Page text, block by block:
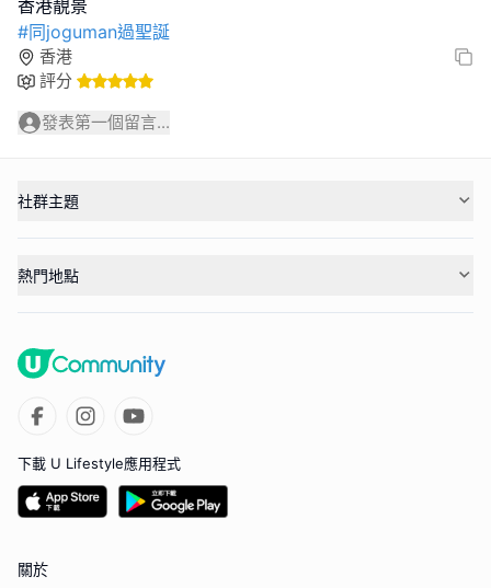
#同joguman過聖誕
香港
評分
發表第一個留言...
社群主題
熱門地點
下載 U Lifestyle應用程式
關於